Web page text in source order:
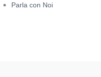
Parla con Noi